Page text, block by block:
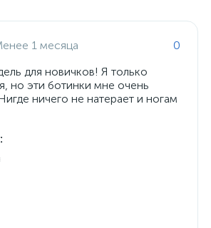
1 месяца
0
для новичков! Я только
но эти ботинки мне очень
ничего не натерает и ногам